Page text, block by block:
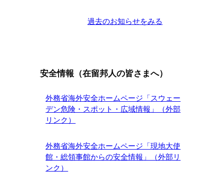
過去のお知らせをみる
安全情報（在留邦人の皆さまへ）
外務省海外安全ホームページ「スウェー
デン危険・スポット・広域情報」（外部
リンク）
外務省海外安全ホームページ「現地大使
館・総領事館からの安全情報」（外部リ
ンク）